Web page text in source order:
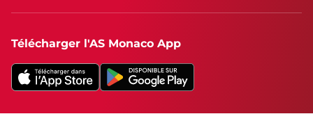
Télécharger l'AS Monaco App